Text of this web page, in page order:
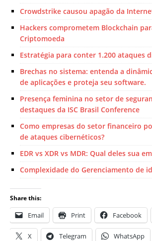
Crowdstrike causou apagão da
Hackers comprometem Blockchain
Criptomoeda
Estratégia para conter 1.200 ataques
Brechas no sistema: entenda a
de aplicações e proteja seu software.
Presença feminina no setor de
destaques da ISC Brasil Conference
Como empresas do setor financeiro
de ataques cibernéticos?
EDR vs XDR vs MDR: Qual deles sua
Complexidade do Gerenciamento de
Share this:
Email Print Facebook
X Telegram WhatsApp